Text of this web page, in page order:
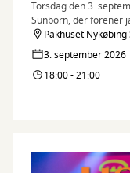
Torsdag den 3.
Sunbörn, der forener
groovy
Pakhuset Nykøbing
3. september 2026
18:00 - 21:00